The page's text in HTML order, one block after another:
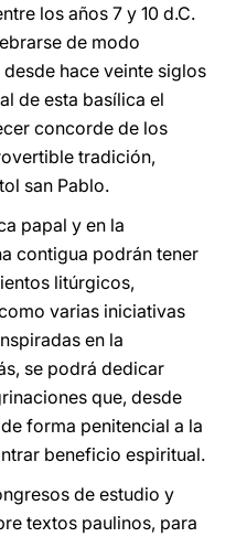
los años 7 y 10 d.C.
de modo
hace veinte siglos
de esta basílica el
concorde de los
tradición,
san Pablo.
papal y en la
contigua podrán tener
litúrgicos,
varias iniciativas
en la
se podrá dedicar
que, desde
forma penitencial a la
beneficio espiritual.
de estudio y
textos paulinos, para